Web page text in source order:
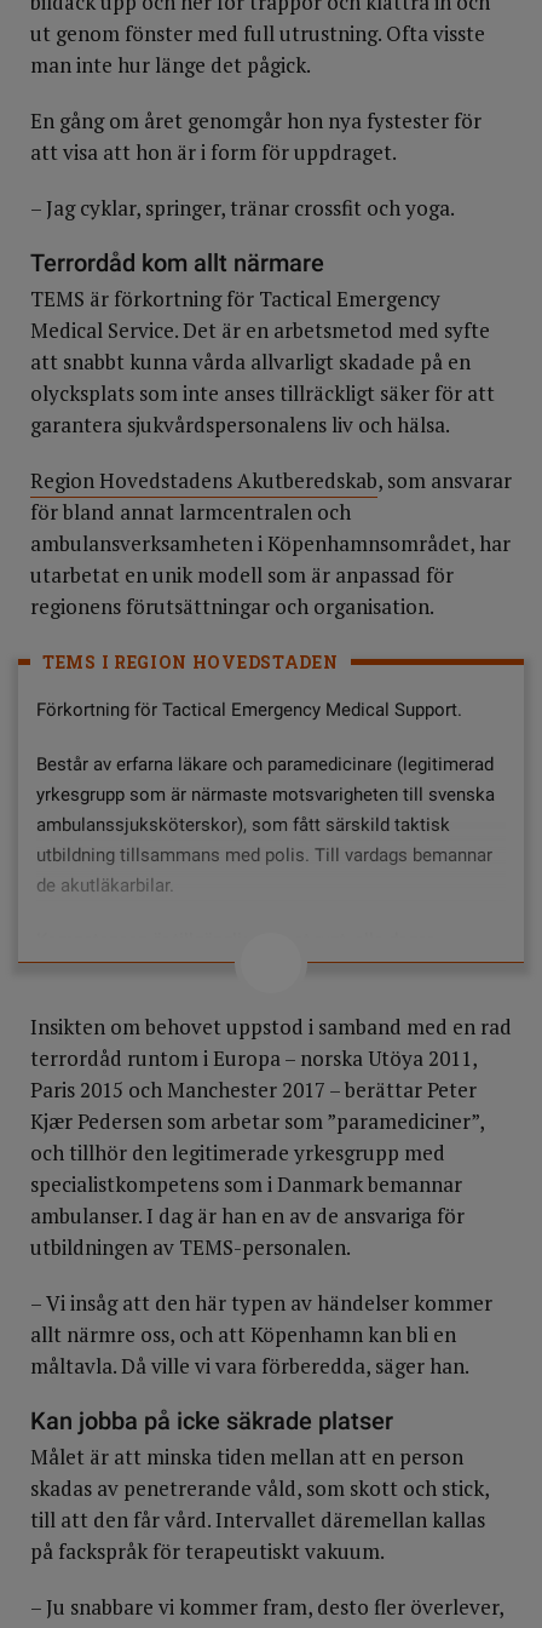
ut genom fönster med full utrustning. Ofta visste
man inte hur länge det pågick.
En gång om året genomgår hon nya fystester för
att visa att hon är i form för uppdraget.
– Jag cyklar, springer, tränar crossfit och yoga.
Terrordåd kom allt närmare
TEMS är förkortning för Tactical Emergency
Medical Service. Det är en arbetsmetod med syfte
att snabbt kunna vårda allvarligt skadade på en
olycksplats som inte anses tillräckligt säker för att
garantera sjukvårdspersonalens liv och hälsa.
Region Hovedstadens Akutberedskab, som ansvarar
för bland annat larmcentralen och
ambulansverksamheten i Köpenhamnsområdet, har
utarbetat en unik modell som är anpassad för
regionens förutsättningar och organisation.
TEMS I REGION HOVEDSTADEN
Förkortning för Tactical Emergency Medical Support.
Består av erfarna läkare och paramedicinare (legitimerad
yrkesgrupp som är närmaste motsvarigheten till svenska
ambulanssjuksköterskor), som fått särskild taktisk
utbildning tillsammans med polis. Till vardags bemannar
de akutläkarbilar.
Vid en brotts- eller olycksplats bildar de team med två
poliser vars uppgift är att skydda sjukvårdspersonalen.
Övriga poliser jagar och oskadliggör eventuella
gärningsmän.
Fokuserar på att stoppa massiva blödningar, skapa fria
luftvägar och evakuera patienter för vidare transport till
sjukhus.
Insikten om behovet uppstod i samband med en rad
terrordåd runtom i Europa – norska Utöya 2011,
Paris 2015 och Manchester 2017 – berättar Peter
Kjær Pedersen som arbetar som ”paramediciner”,
och tillhör den legitimerade yrkesgrupp med
specialistkompetens som i Danmark bemannar
ambulanser. I dag är han en av de ansvariga för
utbildningen av TEMS-personalen.
– Vi insåg att den här typen av händelser kommer
allt närmre oss, och att Köpenhamn kan bli en
måltavla. Då ville vi vara förberedda, säger han.
Kan jobba på icke säkrade platser
Målet är att minska tiden mellan att en person
skadas av penetrerande våld, som skott och stick,
till att den får vård. Intervallet däremellan kallas
på fackspråk för terapeutiskt vakuum.
– Ju snabbare vi kommer fram, desto fler överlever,